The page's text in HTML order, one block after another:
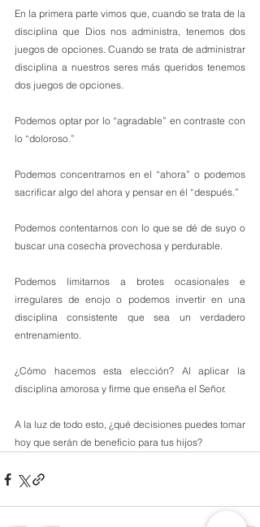
En la primera parte vimos que, cuando se trata de la
disciplina que Dios nos administra, tenemos dos
juegos de opciones. Cuando se trata de administrar
disciplina a nuestros seres más queridos tenemos
dos juegos de opciones.
Podemos optar por lo “agradable” en contraste con
lo “doloroso.”
Podemos concentrarnos en el “ahora” o podemos
sacrificar algo del ahora y pensar en él “después.”
Podemos contentarnos con lo que se dé de suyo o
buscar una cosecha provechosa y perdurable.
Podemos limitarnos a brotes ocasionales e
irregulares de enojo o podemos invertir en una
disciplina consistente que sea un verdadero
entrenamiento.
¿Cómo hacemos esta elección? Al aplicar la
disciplina amorosa y firme que enseña el Señor.
A la luz de todo esto, ¿qué decisiones puedes tomar
hoy que serán de beneficio para tus hijos?